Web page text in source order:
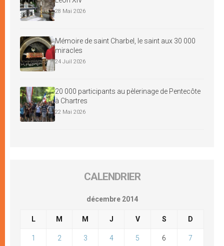
28 Mai 2026
Mémoire de saint Charbel, le saint aux 30 000
miracles
24 Juil 2026
20 000 participants au pèlerinage de Pentecôte
à Chartres
22 Mai 2026
CALENDRIER
décembre 2014
L M M J V S D
1 2 3 4 5 6 7